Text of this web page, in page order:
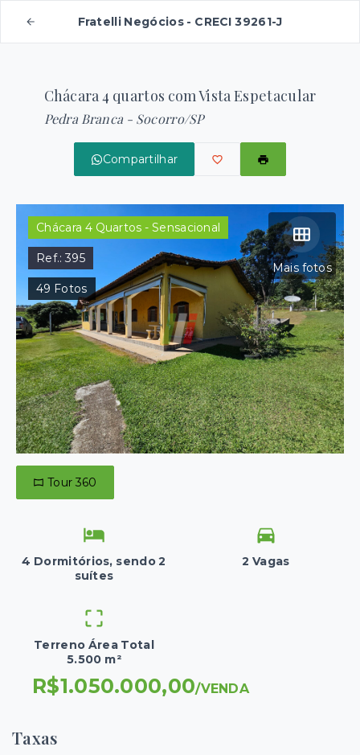
Fratelli Negócios - CRECI 39261-J
Chácara 4 quartos com Vista Espetacular
Pedra Branca - Socorro/SP
Compartilhar
Mais fotos
Chácara 4 Quartos - Sensacional
Ref.:395
49 Fotos
Tour 360
4 Dormitórios, sendo 2
suítes
2 Vagas
Terreno Área Total
5.500 m²
R$1.050.000,00/VENDA
Taxas